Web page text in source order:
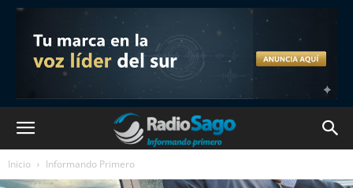
Inicio Informando Primero